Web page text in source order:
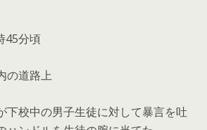
45分頃
の道路上
下校中の男子生徒に対して暴言を吐